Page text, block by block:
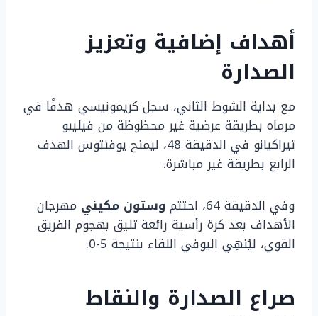
أهداف إضافية وتعزيز
الصدارة
مع بداية الشوط الثاني، سجل كريمونيسي هدفًا في
مرماه بطريقة عرضية غير محظوظة من فيليبو
تيراكيانو في الدقيقة 48، ليمنح يوفنتوس الهدف
الرابع بطريقة غير مباشرة.
وفي الدقيقة 64، اختتم
وستون مكيني مهرجان
الأهداف بعد كرة رأسية رائعة تليق بهجوم الفريق
القوي، ليُنهِي اليوفي اللقاء بنتيجة 5-0.
صراع الصدارة والنقاط